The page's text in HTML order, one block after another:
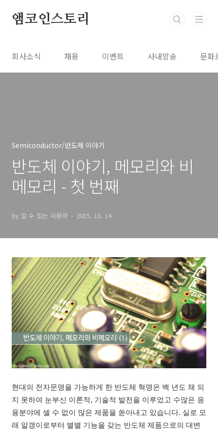
앰코인스토리
회사소식 채용 이벤트 사내방송 문화
Semiconductor/반도체 이야기
반도체 이야기, 메모리와 비
메모리 - 첫 번째
by 알 수 없는 사용자 2015. 10. 14.
현대의 전자문명을 가능하게 한 반도체 혁명은 백 년도 채 되
지 못하여 눈부신 이론적, 기술적 발전을 이루었고 수많은 응
용분야에 셀 수 없이 많은 제품을 쏟아내고 있습니다. 실로 모
래 알갱이로부터 별별 기능을 갖는 반도체 제품으로의 대변